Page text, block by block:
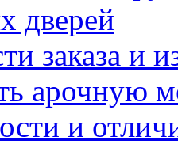
дверей
заказа и
арочную
и